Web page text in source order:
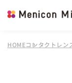
HOMEコンタクトレ